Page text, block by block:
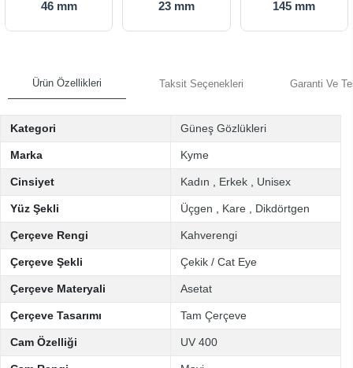
46 mm 23 mm 145 mm
Ürün Özellikleri Taksit Seçenekleri Garanti Ve
Kategori Güneş Gözlükleri
Marka Kyme
Cinsiyet Kadın Erkek Unisex
Yüz Şekli Üçgen Kare Dikdörtgen
Çerçeve Rengi Kahverengi
Çerçeve Şekli Çekik / Cat Eye
Çerçeve Materyali Asetat
Çerçeve Tasarımı Tam Çerçeve
Cam Özelliği UV 400